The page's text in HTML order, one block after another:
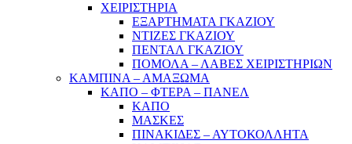
ΧΕΙΡΙΣΤΗΡΙΑ
ΕΞΑΡΤΗΜΑΤΑ ΓΚΑΖΙΟΥ
ΝΤΙΖΕΣ ΓΚΑΖΙΟΥ
ΠΕΝΤΑΛ ΓΚΑΖΙΟΥ
ΠΟΜΟΛΑ – ΛΑΒΕΣ ΧΕΙΡΙΣΤΗΡΙΩΝ
ΚΑΜΠΙΝΑ – ΑΜΑΞΩΜΑ
ΚΑΠΟ – ΦΤΕΡΑ – ΠΑΝΕΛ
ΚΑΠΟ
ΜΑΣΚΕΣ
ΠΙΝΑΚΙΔΕΣ – ΑΥΤΟΚΟΛΛΗΤΑ